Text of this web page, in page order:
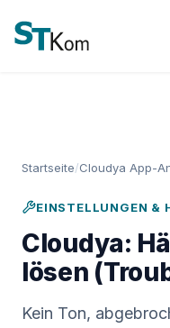
Startseite Cloudya App-
EINSTELLUNGEN &
Cloudya:
lösen
Kein Ton,